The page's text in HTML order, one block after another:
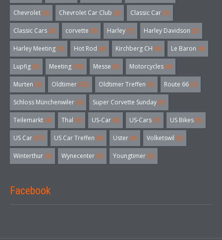
Chevrolet (3) Chevrolet Car Club (3) Classic Car (3)
Classic Cars (3) corvette (6) Harley (7) Harley Davidson (3)
Harley Meeting (5) Hot Rod (4) Kirchberg CH (4) Le Baron (4)
Lupfig (3) Meeting (18) Messe (5) Motorcycles (4)
Murten (3) Oldtimer (32) Oldtimer Treffen (5) Route 66 (3)
Schloss Münchenwiler (3) Super Corvette Sunday (5)
Teilemarkt (4) Thal (3) US-Car (6) US-Cars (7) US Bikes (5)
US Car (57) US Car Treffen (6) Uster (4) Volketswil (3)
Winterthur (3) Wynecenter (3) Youngtimer (5)
Facebook